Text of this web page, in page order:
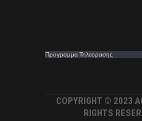
Προγραμμα Τηλεορασης
COPYRIGHT © 2023
RIGHTS